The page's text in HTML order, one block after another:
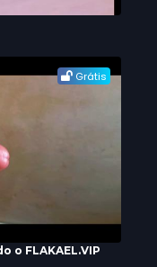
Grátis
o FLAKAEL.VIP